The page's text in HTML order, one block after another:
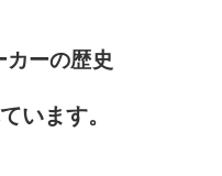
カーの歴史
います。